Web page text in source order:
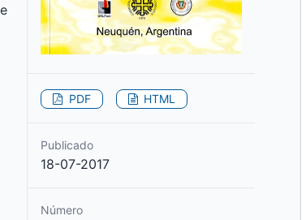
PDF HTML
Publicado
18-07-2017
Número